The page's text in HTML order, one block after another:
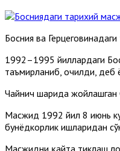
Босния ва
1992–1995 йиллардаги
таъмирланиб, очилди, деб
Чайнич шаҳрида
Масжид 1992 йил 8 июнь
бунёдкорлик ишларидан